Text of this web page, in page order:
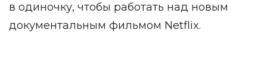
в одиночку, чтобы работать над новым
документальным фильмом Netflix.